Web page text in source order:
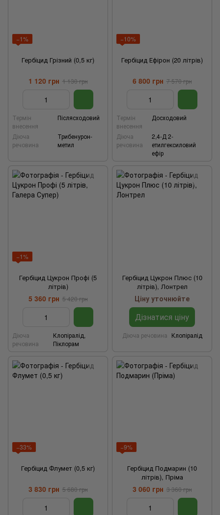
−1%
Гербіцид Грізний (0,5 кг)
1 120 грн 1 130 грн
Термін
внесення
Післясходовий
Діюча
речовина
Трибенурон-
метил
−10%
Гербіцид Ефірон (20 літрів)
6 800 грн 7 570 грн
Термін
внесення
Досходовий
Діюча
речовина
2,4-Д 2-
етилгексиловий
ефір
−1%
Гербіцид Цукрон Профі (5
літрів)
5 360 грн 5 420 грн
Діюча
речовина
Клопіралід,
Піклорам
Гербіцид Цукрон Плюс (10
літрів), Лонтрел
Ціну уточнюйте
Дізнатися ціну
Діюча речовина Клопіралід
−33%
Гербіцид Флумет (0,5 кг)
3 830 грн 5 680 грн
−9%
Гербіцид Подмарин (10
літрів), Пріма
3 060 грн 3 360 грн